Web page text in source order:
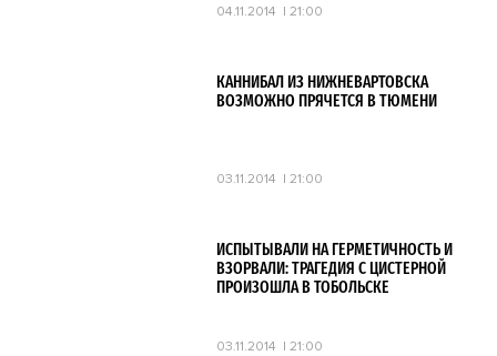
04.11.2014 21:00
КАННИБАЛ ИЗ НИЖНЕВАРТОВСКА
ВОЗМОЖНО ПРЯЧЕТСЯ В ТЮМЕНИ
03.11.2014 21:00
ИСПЫТЫВАЛИ НА ГЕРМЕТИЧНОСТЬ И
ВЗОРВАЛИ: ТРАГЕДИЯ С ЦИСТЕРНОЙ
ПРОИЗОШЛА В ТОБОЛЬСКЕ
03.11.2014 21:00